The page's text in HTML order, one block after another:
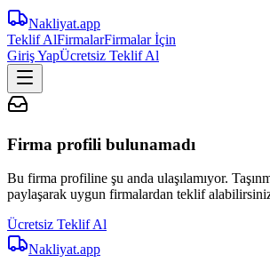
Nakliyat.app
Teklif AlFirmalarFirmalar İçin
Giriş YapÜcretsiz Teklif Al
Firma profili bulunamadı
Bu firma profiline şu anda ulaşılamıyor.
paylaşarak uygun firmalardan teklif
Ücretsiz Teklif Al
Nakliyat.app